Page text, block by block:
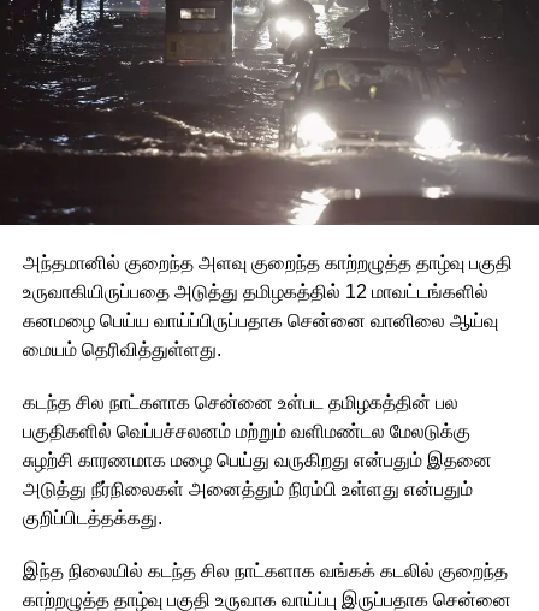
அந்தமானில் குறைந்த அளவு குறைந்த காற்றழுத்த தாழ்வு பகுதி
உருவாகியிருப்பதை அடுத்து தமிழகத்தில் 12 மாவட்டங்களில்
கனமழை பெய்ய வாய்ப்பிருப்பதாக சென்னை வானிலை ஆய்வு
மையம் தெரிவித்துள்ளது.
கடந்த சில நாட்களாக சென்னை உள்பட தமிழகத்தின் பல
பகுதிகளில் வெப்பச்சலனம் மற்றும் வளிமண்டல மேலடுக்கு
சுழற்சி காரணமாக மழை பெய்து வருகிறது என்பதும் இதனை
அடுத்து நீர்நிலைகள் அனைத்தும் நிரம்பி உள்ளது என்பதும்
குறிப்பிடத்தக்கது.
இந்த நிலையில் கடந்த சில நாட்களாக வங்கக் கடலில் குறைந்த
காற்றழுத்த தாழ்வு பகுதி உருவாக வாய்ப்பு இருப்பதாக சென்னை